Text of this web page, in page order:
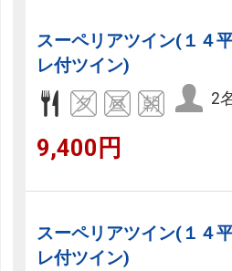
スーペリアツイン(１４
レ付ツイン)
2
9,400円
スーペリアツイン(１４
レ付ツイン)